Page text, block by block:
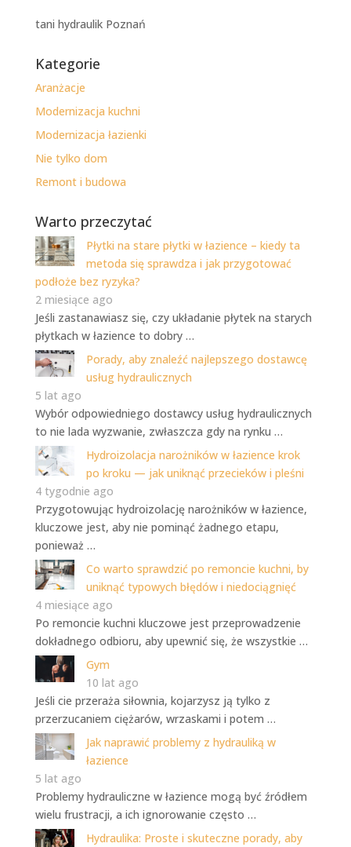
tani hydraulik Poznań
Kategorie
Aranżacje
Modernizacja kuchni
Modernizacja łazienki
Nie tylko dom
Remont i budowa
Warto przeczytać
Płytki na stare płytki w łazience – kiedy ta
metoda się sprawdza i jak przygotować
podłoże bez ryzyka?
2 miesiące ago
Jeśli zastanawiasz się, czy układanie płytek na starych
płytkach w łazience to dobry …
Porady, aby znaleźć najlepszego dostawcę
usług hydraulicznych
5 lat ago
Wybór odpowiedniego dostawcy usług hydraulicznych
to nie lada wyzwanie, zwłaszcza gdy na rynku …
Hydroizolacja narożników w łazience krok
po kroku — jak uniknąć przecieków i pleśni
4 tygodnie ago
Przygotowując hydroizolację narożników w łazience,
kluczowe jest, aby nie pominąć żadnego etapu,
ponieważ …
Co warto sprawdzić po remoncie kuchni, by
uniknąć typowych błędów i niedociągnięć
4 miesiące ago
Po remoncie kuchni kluczowe jest przeprowadzenie
dokładnego odbioru, aby upewnić się, że wszystkie …
Gym
10 lat ago
Jeśli cie przeraża siłownia, kojarzysz ją tylko z
przerzucaniem ciężarów, wrzaskami i potem …
Jak naprawić problemy z hydrauliką w
łazience
5 lat ago
Problemy hydrauliczne w łazience mogą być źródłem
wielu frustracji, a ich ignorowanie często …
Hydraulika: Proste i skuteczne porady, aby